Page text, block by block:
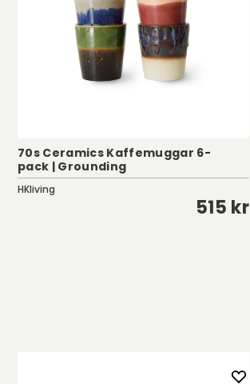
70s Ceramics Kaffemuggar 6-
pack | Grounding
HKliving
515 kr